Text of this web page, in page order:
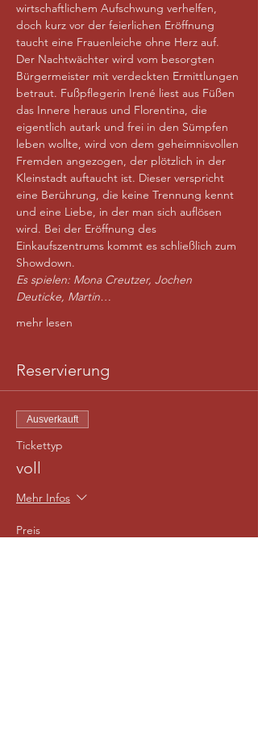
wirtschaftlichem Aufschwung verhelfen,
doch kurz vor der feierlichen Eröffnung
taucht eine Frauenleiche ohne Herz auf.
Der Nachtwächter wird vom besorgten
Bürgermeister mit verdeckten Ermittlungen
betraut. Fußpflegerin Irené liest aus Füßen
das Innere heraus und Florentina, die
eigentlich autark und frei in den Sümpfen
leben wollte, wird von dem geheimnisvollen
Fremden angezogen, der plötzlich in der
Kleinstadt auftaucht ist. Dieser verspricht
eine Berührung, die keine Trennung kennt
und eine Liebe, in der man sich auflösen
wird. Bei der Eröffnung des
Einkaufszentrums kommt es schließlich zum
Showdown.
Es spielen: Mona Creutzer, Jochen
Deuticke, Martin…
mehr lesen
Reservierung
Ausverkauft
Tickettyp
voll
Mehr Infos
Preis